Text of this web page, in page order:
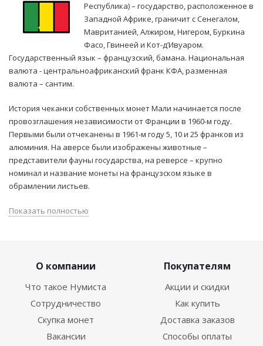
Республика) – государство, расположенное в
Западной Африке, граничит с Сенегалом,
Мавританией, Алжиром, Нигером, Буркина
Фасо, Гвинеей и Кот-д’Ивуаром.
Государственный язык – французский, бамана. Национальная
валюта - центральноафриканский франк КФА, разменная
валюта – сантим.
История чеканки собственных монет Мали начинается после
провозглашения независимости от Франции в 1960-м году.
Первыми были отчеканены в 1961-м году 5, 10 и 25 франков из
алюминия. На аверсе были изображены животные –
представители фауны государства, на реверсе – крупно
номинал и название монеты на французском языке в
обрамлении листьев.
Показать полностью
О компании
Что такое Нумиста
Сотрудничество
Скупка монет
Вакансии
Покупателям
Акции и скидки
Как купить
Доставка заказов
Способы оплаты